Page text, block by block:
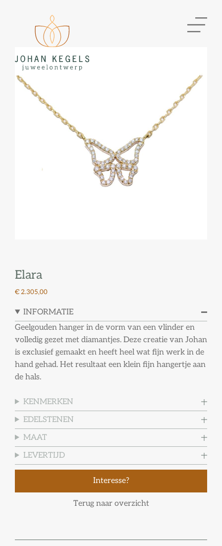
Elara
€ 2.305,00
INFORMATIE
Geelgouden hanger in de vorm van een vlinder en
volledig gezet met diamantjes. Deze creatie van Johan
is exclusief gemaakt en heeft heel wat fijn werk in de
hand gehad. Het resultaat een klein fijn hangertje aan
de hals.
KENMERKEN
EDELSTENEN
MAAT
LEVERTIJD
Interesse?
Terug naar overzicht